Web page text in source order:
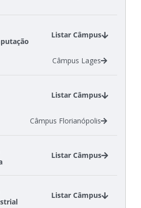
Câmpus Gaspar
Câmpus Tubarão
Listar Câmpus
Câmpus Lages
Listar Câmpus
Câmpus Florianópolis
Listar Câmpus
Câmpus Gaspar
Jaraguá do Sul - Centro
Listar Câmpus